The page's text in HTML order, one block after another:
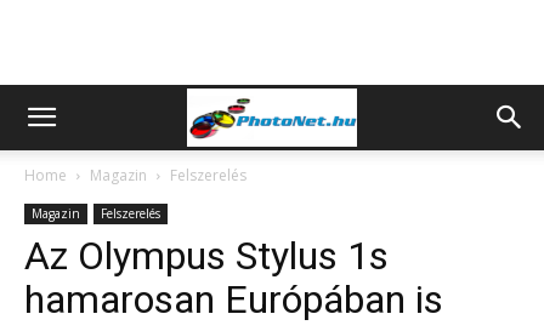
Home Magazin Felszerelés
Magazin Felszerelés
Az Olympus Stylus 1s
hamarosan Európában is